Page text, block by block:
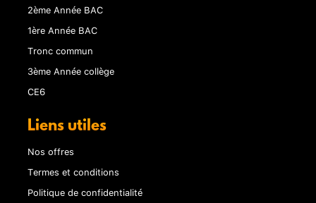
2ème Année BAC
1ère Année BAC
Tronc commun
3ème Année collège
CE6
Liens utiles
Nos offres
Termes et conditions
Politique de confidentialité